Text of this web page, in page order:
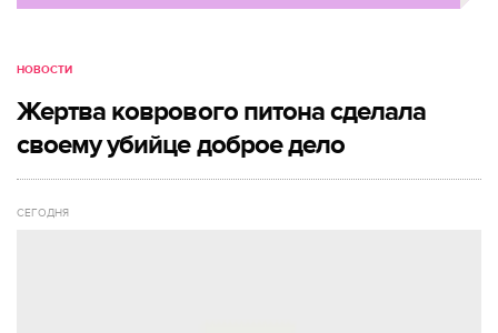
НОВОСТИ
Жертва коврового питона сделала
своему убийце доброе дело
СЕГОДНЯ